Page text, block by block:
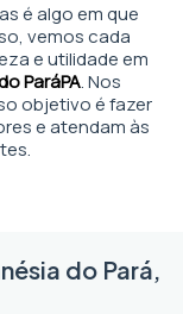
é algo em que
vemos cada
e utilidade em
ParáPA. Nos
objetivo é fazer
e atendam às
do Pará,